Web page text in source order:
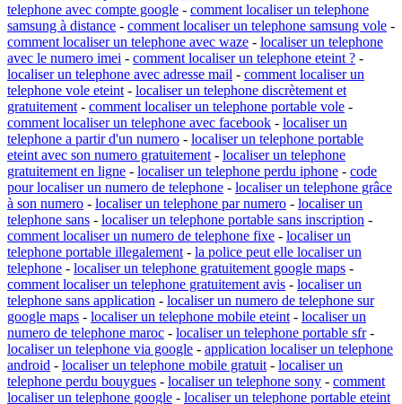
telephone avec compte google - comment localiser un telephone
samsung à distance - comment localiser un telephone samsung vole -
comment localiser un telephone avec waze - localiser un telephone
avec le numero imei - comment localiser un telephone eteint ? -
localiser un telephone avec adresse mail - comment localiser un
telephone vole eteint - localiser un telephone discrètement et
gratuitement - comment localiser un telephone portable vole -
comment localiser un telephone avec facebook - localiser un
telephone a partir d'un numero - localiser un telephone portable
eteint avec son numero gratuitement - localiser un telephone
gratuitement en ligne - localiser un telephone perdu iphone - code
pour localiser un numero de telephone - localiser un telephone grâce
à son numero - localiser un telephone par numero - localiser un
telephone sans - localiser un telephone portable sans inscription -
comment localiser un numero de telephone fixe - localiser un
telephone portable illegalement - la police peut elle localiser un
telephone - localiser un telephone gratuitement google maps -
comment localiser un telephone gratuitement avis - localiser un
telephone sans application - localiser un numero de telephone sur
google maps - localiser un telephone mobile eteint - localiser un
numero de telephone maroc - localiser un telephone portable sfr-
localiser un telephone via google - application localiser un telephone
android - localiser un telephone mobile gratuit - localiser un
telephone perdu bouygues - localiser un telephone sony - comment
localiser un telephone google - localiser un telephone portable eteint